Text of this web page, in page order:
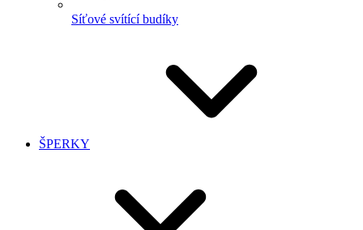
Síťové svítící budíky
ŠPERKY